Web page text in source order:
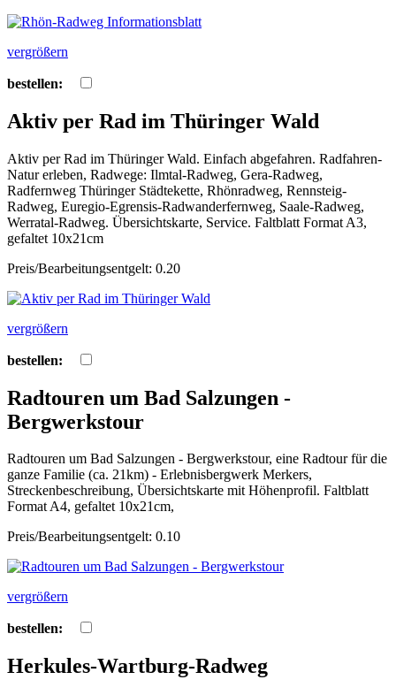
vergrößern
bestellen:
Aktiv per Rad im Thüringer Wald
Aktiv per Rad im Thüringer Wald. Einfach abgefahren. Radfahren-
Natur erleben, Radwege: Ilmtal-Radweg, Gera-Radweg,
Radfernweg Thüringer Städtekette, Rhönradweg, Rennsteig-
Radweg, Euregio-Egrensis-Radwanderfernweg, Saale-Radweg,
Werratal-Radweg. Übersichtskarte, Service. Faltblatt Format A3,
gefaltet 10x21cm
Preis/Bearbeitungsentgelt: 0.20
vergrößern
bestellen:
Radtouren um Bad Salzungen -
Bergwerkstour
Radtouren um Bad Salzungen - Bergwerkstour, eine Radtour für die
ganze Familie (ca. 21km) - Erlebnisbergwerk Merkers,
Streckenbeschreibung, Übersichtskarte mit Höhenprofil. Faltblatt
Format A4, gefaltet 10x21cm,
Preis/Bearbeitungsentgelt: 0.10
vergrößern
bestellen:
Herkules-Wartburg-Radweg